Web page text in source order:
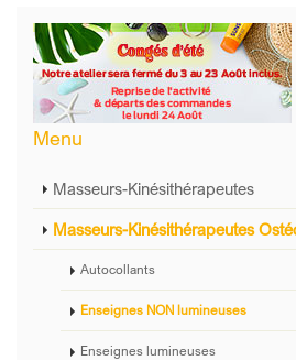
Menu
Masseurs-Kinésithérapeutes
Masseurs-Kinésithérapeutes
Autocollants
Enseignes NON lumineuses
Enseignes lumineuses